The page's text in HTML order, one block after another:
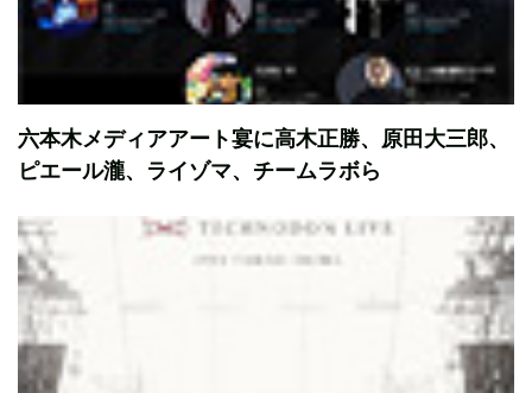
六本木メディアアート宴に高木正勝、原田大三郎、
ピエール瀧、ライゾマ、チームラボら